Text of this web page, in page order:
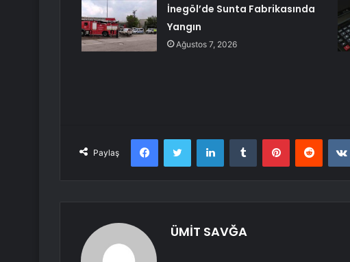
İnegöl’de Sunta Fabrikasında
Yangın
Ağustos 7, 2026
Paylaş
FacebookTwitter LinkedInTumblr PinterestReddit
ÜMİT SAVĞA